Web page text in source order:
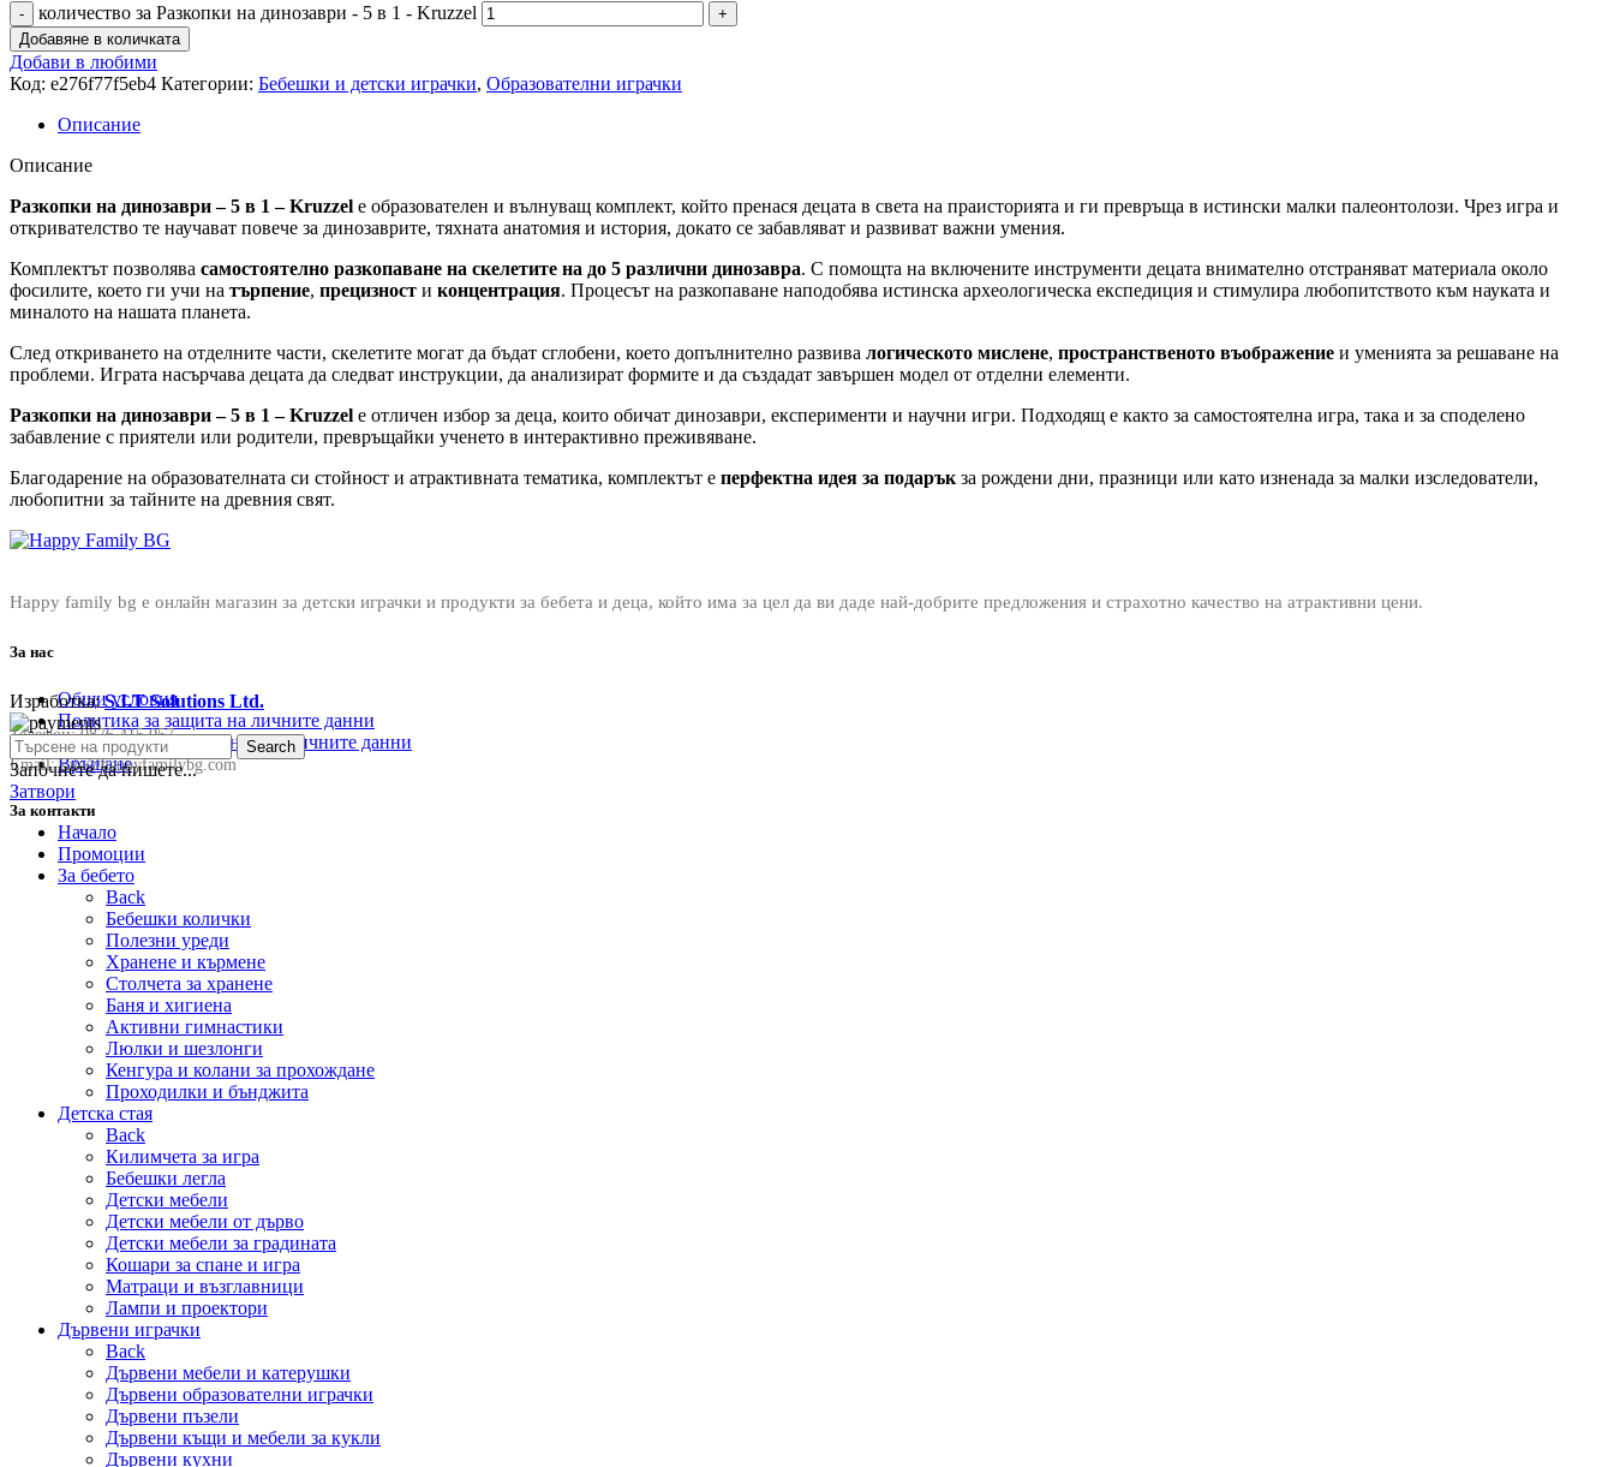
количество за Разкопки на динозаври - 5 в 1 - Kruzzel
Добавяне в количката
Добави в любими
Код: e276f77f5eb4 Категории: Бебешки и детски играчки, Образователни играчки
Описание
Описание
Разкопки на динозаври – 5 в 1 – Kruzzel е образователен и вълнуващ комплект, който пренася децата в света на праисторията и ги превръща в истински малки палеонтолози. Чрез игра и
откривателство те научават повече за динозаврите, тяхната анатомия и история, докато се забавляват и развиват важни умения.
Комплектът позволява самостоятелно разкопаване на скелетите на до 5 различни динозавра. С помощта на включените инструменти децата внимателно отстраняват материала около
фосилите, което ги учи на търпение, прецизност и концентрация. Процесът на разкопаване наподобява истинска археологическа експедиция и стимулира любопитството към науката и
миналото на нашата планета.
След откриването на отделните части, скелетите могат да бъдат сглобени, което допълнително развива логическото мислене, пространственото въображение и уменията за решаване на
проблеми. Играта насърчава децата да следват инструкции, да анализират формите и да създадат завършен модел от отделни елементи.
Разкопки на динозаври – 5 в 1 – Kruzzel е отличен избор за деца, които обичат динозаври, експерименти и научни игри. Подходящ е както за самостоятелна игра, така и за споделено
забавление с приятели или родители, превръщайки ученето в интерактивно преживяване.
Благодарение на образователната си стойност и атрактивната тематика, комплектът е перфектна идея за подарък за рождени дни, празници или като изненада за малки изследователи,
любопитни за тайните на древния свят.
Happy family bg е онлайн магазин за детски играчки и продукти за бебета и деца, който има за цел да ви даде най-добрите предложения и страхотно качество на атрактивни цени.
За нас
Общи условия
Политика за защита на личните данни
Политика за съхранение на личните данни
Връщане
За контакти
Телефон:0876 415 057
Email:sale@happyfamilybg.com
Изработка:S.I.T Solutions Ltd.
Search
Започнете да пишете...
Затвори
Начало
Промоции
За бебето
Back
Бебешки колички
Полезни уреди
Хранене и кърмене
Столчета за хранене
Баня и хигиена
Активни гимнастики
Люлки и шезлонги
Кенгура и колани за прохождане
Проходилки и бънджита
Детска стая
Back
Килимчета за игра
Бебешки легла
Детски мебели
Детски мебели от дърво
Детски мебели за градината
Кошари за спане и игра
Матраци и възглавници
Лампи и проектори
Дървени играчки
Back
Дървени мебели и катерушки
Дървени образователни играчки
Дървени пъзели
Дървени къщи и мебели за кукли
Дървени кухни